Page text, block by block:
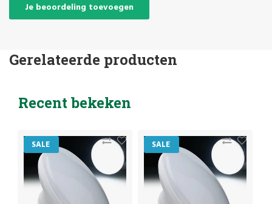
Je beoordeling toevoegen
Gerelateerde producten
Recent bekeken
SALE SALE